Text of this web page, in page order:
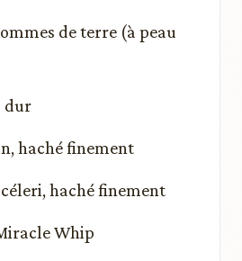
de terre (à peau
dur
haché finement
céleri, haché finement
Whip